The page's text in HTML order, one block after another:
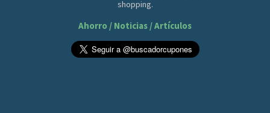
shopping.
Ahorro / Noticias / Artículos